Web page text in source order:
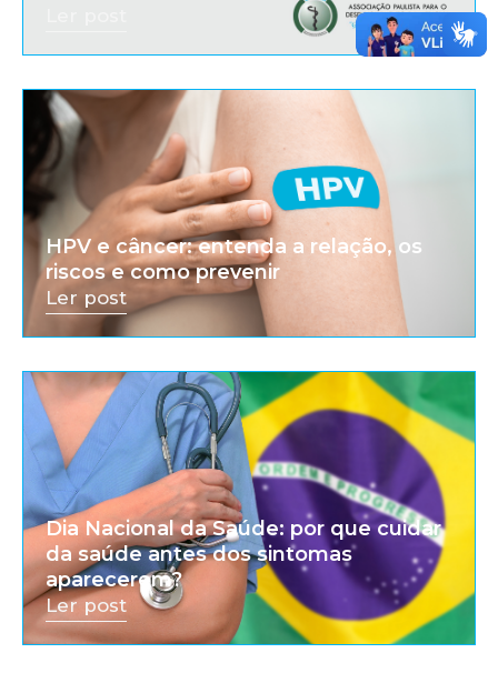
HPV e câncer: entenda a relação, os
riscos e como prevenir
Ler post
Dia Nacional da Saúde: por que cuidar
da saúde antes dos sintomas
aparecerem?
Ler post